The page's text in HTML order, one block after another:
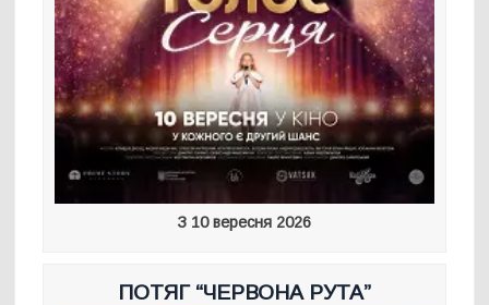
З 10 вересня 2026
ПОТЯГ “ЧЕРВОНА РУТА”